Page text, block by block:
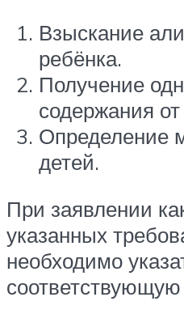
Взыскание
ребёнка.
Получение
содержания от
Определение
детей.
При заявлении
указанных
необходимо